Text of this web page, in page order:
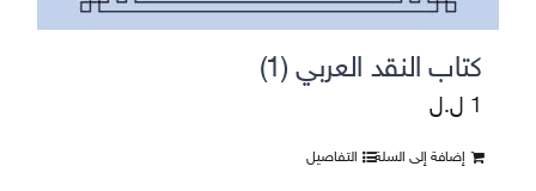
كتاب النقد العربي (1)
1 ل.ل
إضافة إلى السلة التفاصيل